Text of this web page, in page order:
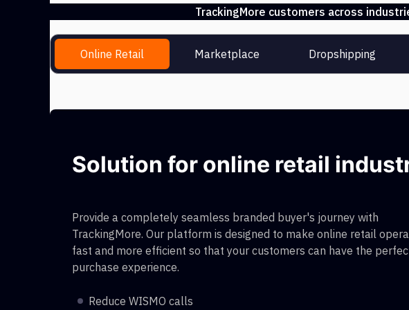
TrackingMore customers across
Online Retail Marketplace Dropshipping
Solution for online retail
Provide a completely seamless branded buyer's journey with
TrackingMore. Our platform is designed to make online retail
fast and more efficient so that your customers can have the
purchase experience.
Reduce WISMO calls